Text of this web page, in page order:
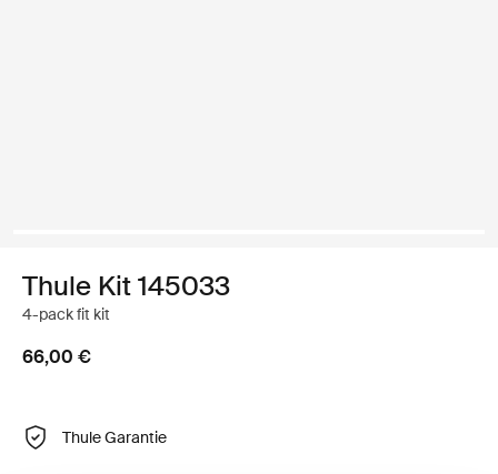
Thule Kit 145033
4-pack fit kit
66,00 €
Thule Garantie